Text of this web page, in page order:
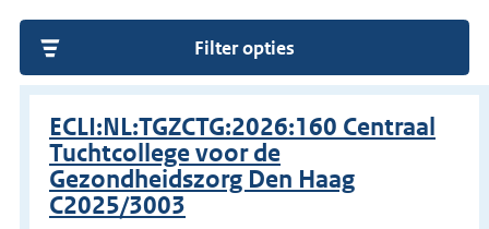
Filter opties
ECLI:NL:TGZCTG:2026:160 Centraal
Tuchtcollege voor de
Gezondheidszorg Den Haag
C2025/3003